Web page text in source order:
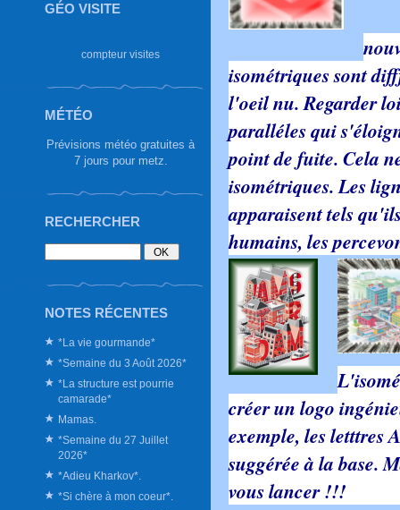
GÉO VISITE
compteur visites
MÉTÉO
Prévisions météo gratuites à
7 jours pour metz.
RECHERCHER
NOTES RÉCENTES
*La vie gourmande*
*Semaine du 3 Août 2026*
*La structure est pourrie
camarade*
Mamas.
*Semaine du 27 Juillet
2026*
*Adieu Kharkov*.
*Si chère à mon coeur*.
isométriques sont
l'oeil nu. Regarder
paralléles qui
point de fuite. Cela
isométriques. Les
apparaisent tels
humains, les
créer un logo
exemple, les letttres
suggérée à la base.
vous